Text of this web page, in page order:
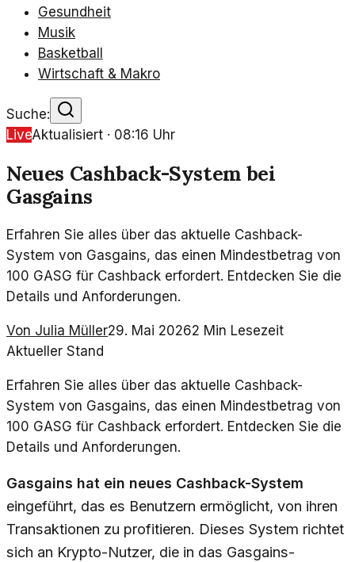
Gesundheit
Musik
Basketball
Wirtschaft & Makro
Suche:
LiveAktualisiert · 08:16 Uhr
Neues Cashback-System bei
Gasgains
Erfahren Sie alles über das aktuelle Cashback-
System von Gasgains, das einen Mindestbetrag von
100 GASG für Cashback erfordert. Entdecken Sie die
Details und Anforderungen.
Von Julia Müller29. Mai 20262 Min Lesezeit
Aktueller Stand
Erfahren Sie alles über das aktuelle Cashback-
System von Gasgains, das einen Mindestbetrag von
100 GASG für Cashback erfordert. Entdecken Sie die
Details und Anforderungen.
Gasgains hat ein neues Cashback-System
eingeführt, das es Benutzern ermöglicht, von ihren
Transaktionen zu profitieren. Dieses System richtet
sich an Krypto-Nutzer, die in das Gasgains-